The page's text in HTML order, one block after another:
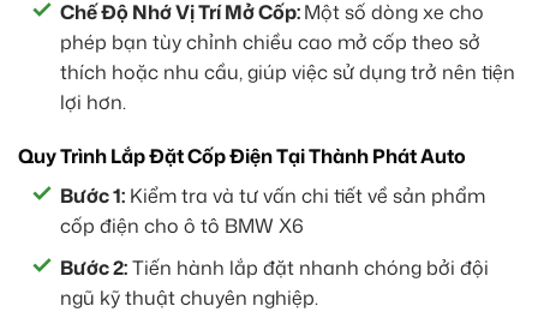
Chế Độ Nhớ Vị Trí Mở Cốp:Một số dòng xe cho
phép bạn tùy chỉnh chiều cao mở cốp theo sở
thích hoặc nhu cầu, giúp việc sử dụng trở nên tiện
lợi hơn.
Quy Trình Lắp Đặt Cốp Điện Tại Thành Phát Auto
Bước 1: Kiểm tra và tư vấn chi tiết về sản phẩm
cốp điện cho ô tô BMW X6
Bước 2:Tiến hành lắp đặt nhanh chóng bởi đội
ngũ kỹ thuật chuyên nghiệp.